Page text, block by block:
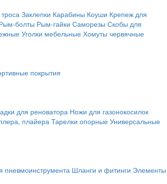
Заклепки Карабины Коуши Крепеж для
болты Рым-гайки Саморезы Скобы для
Уголки мебельные Хомуты червячные
покрытия
для реноватора Ножи для газонокосилок
плайера Тарелки опорные Универсальные
пневмоинструмента Шланги и фитинги Элементы